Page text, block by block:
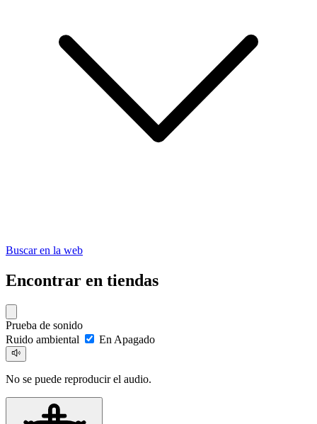
Buscar en la web
Encontrar en tiendas
Prueba de sonido
Ruido ambiental
En Apagado
No se puede reproducir el audio.